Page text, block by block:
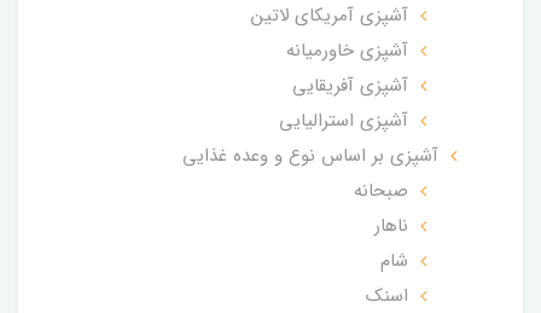
آشپزی آمریکای لاتین
آشپزی خاورمیانه
آشپزی آفریقایی
آشپزی استرالیایی
آشپزی بر اساس نوع و وعده غذایی
صبحانه
ناهار
شام
اسنک